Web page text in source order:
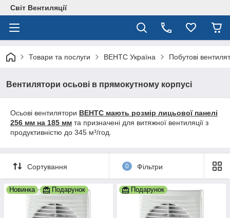
Світ Вентиляції
Товари та послуги ВЕНТС Україна Побутові
Вентилятори осьові в прямокутному корпусі
Осьові вентилятори ВЕНТС мають розмір лицьової панелі
256 мм на 185 мм та призначені для витяжної вентиляції з
продуктивністю до 345 м³/год.
Сортування 0 Фільтри
Новинка Подарунок Подарунок